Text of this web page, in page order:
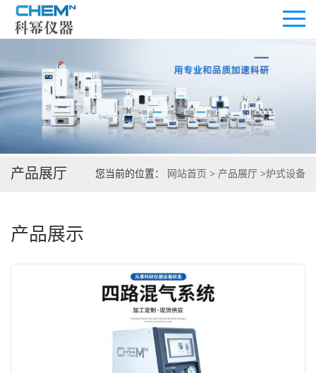
公司首页
公司介绍
公司动态
产品展厅 您当前的位置： 网站首页 > 产品展厅 >炉式设备
产品展示